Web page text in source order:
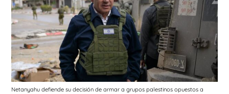
Netanyahu defiende su decisión de armar a grupos palestinos opuestos a